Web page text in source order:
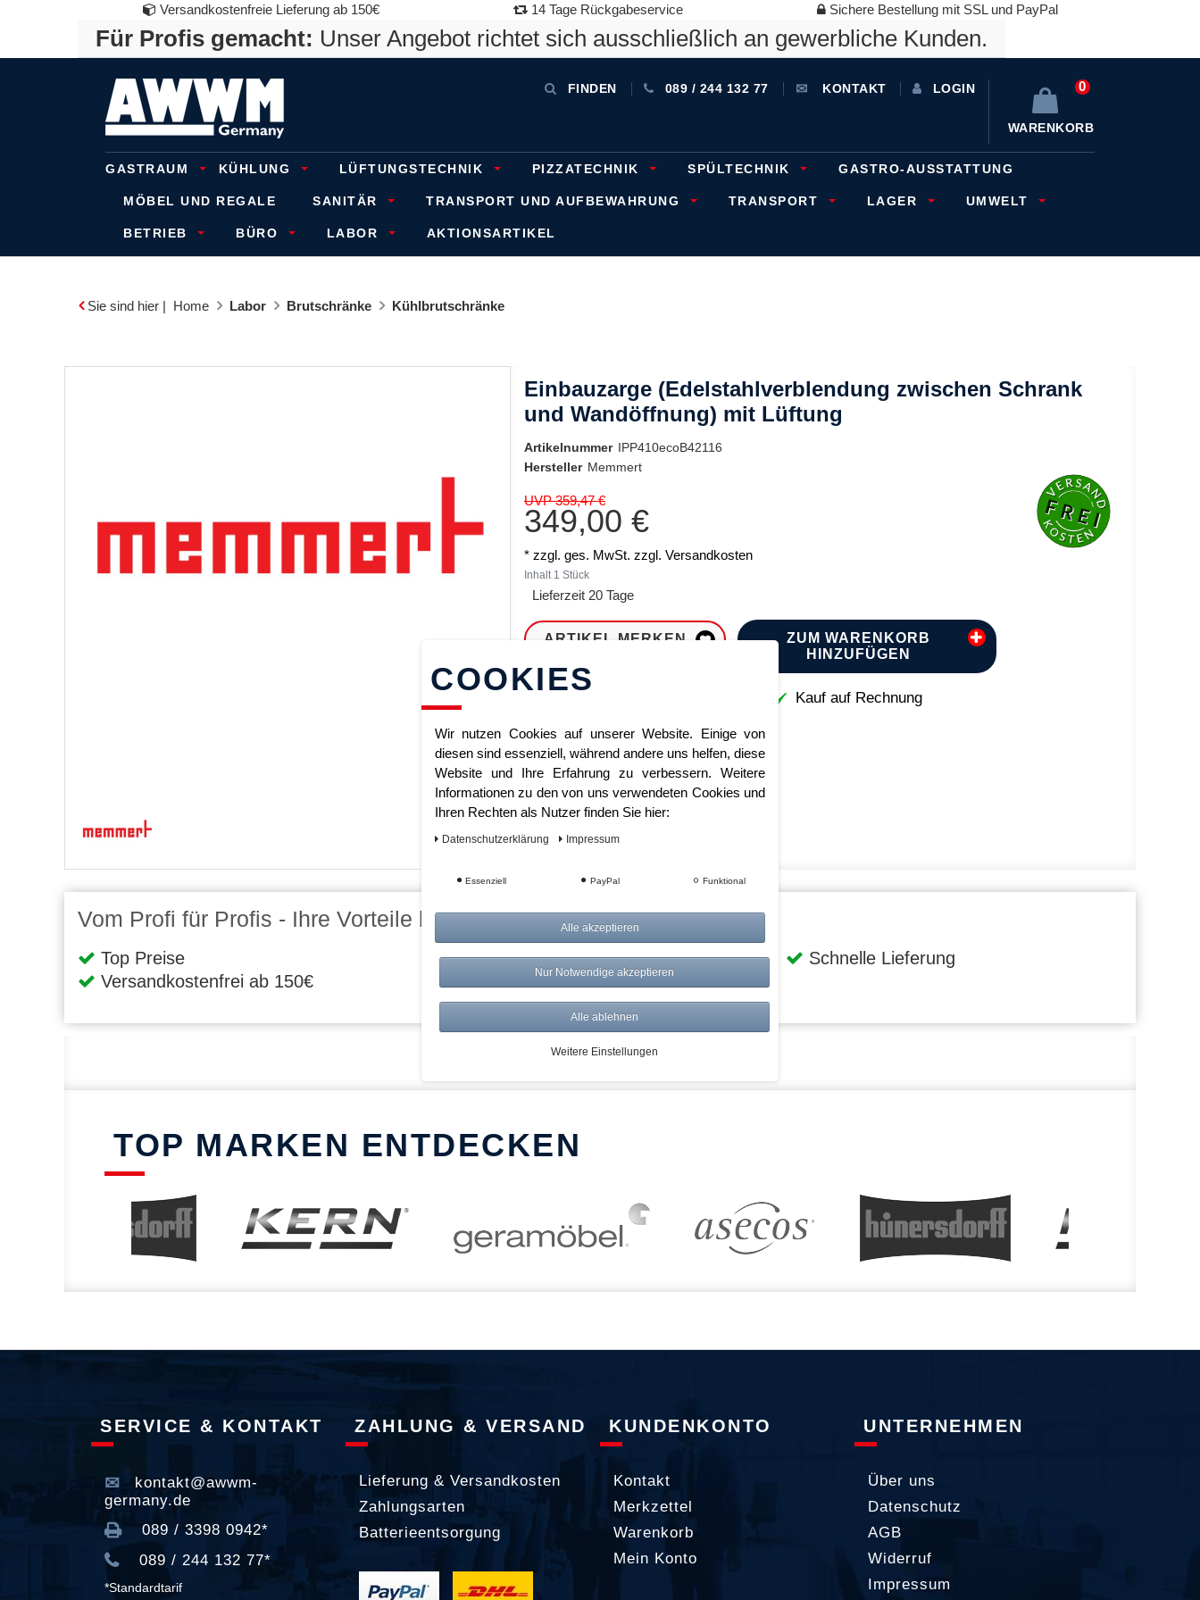
Versandkostenfreie Lieferung ab 150€ 14 Tage Rückgabeservice Sichere Bestellung mit SSL und PayPal
Für Profis gemacht: Unser Angebot richtet sich ausschließlich an gewerbliche Kunden.
FINDEN 089 / 244 132 77 KONTAKT LOGIN 0
WARENKORB
GASTRAUM KÜHLUNG LÜFTUNGSTECHNIK PIZZATECHNIK SPÜLTECHNIK GASTRO-AUSSTATTUNG
MÖBEL UND REGALE SANITÄR TRANSPORT UND AUFBEWAHRUNG TRANSPORT LAGER UMWELT
BETRIEB BÜRO LABOR AKTIONSARTIKEL
Sie sind hier | Home Labor Brutschränke Kühlbrutschränke
Einbauzarge (Edelstahlverblendung zwischen Schrank
und Wandöffnung) mit Lüftung
Artikelnummer IPP410ecoB42116
Hersteller Memmert
UVP 359,47 €
349,00 €
* zzgl. ges. MwSt. zzgl. Versandkosten
Inhalt 1 Stück
Lieferzeit 20 Tage
ARTIKEL MERKEN
ZUM WARENKORB
HINZUFÜGEN
Kauf auf Rechnung
Vom Profi für Profis - Ihre Vorteile bei AWWM:
Top Preise
Versandkostenfrei ab 150€
Risikolos: 14 Tage Rückgabe
Über 20.000 Artikel
Schnelle Lieferung
TOP MARKEN ENTDECKEN
SERVICE & KONTAKT
kontakt@awwm-
germany.de
089 / 3398 0942*
089 / 244 132 77*
*Standardtarif
ZAHLUNG & VERSAND
Lieferung & Versandkosten
Zahlungsarten
Batterieentsorgung
KUNDENKONTO
Kontakt
Merkzettel
Warenkorb
Mein Konto
UNTERNEHMEN
Über uns
Datenschutz
AGB
Widerruf
Impressum
COOKIES
Wir nutzen Cookies auf unserer Website. Einige von
diesen sind essenziell, während andere uns helfen, diese
Website und Ihre Erfahrung zu verbessern. Weitere
Informationen zu den von uns verwendeten Cookies und
Ihren Rechten als Nutzer finden Sie hier:
Daten­schutz­erklärung Impressum
Essenziell PayPal Funktional
Alle akzeptieren
Nur Notwendige akzeptieren
Alle ablehnen
Weitere Einstellungen